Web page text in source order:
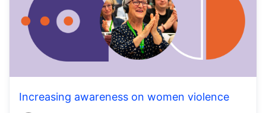
Increasing awareness on women violence